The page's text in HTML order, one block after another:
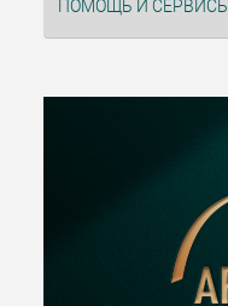
ПОМОЩЬ И СЕРВИСЫ